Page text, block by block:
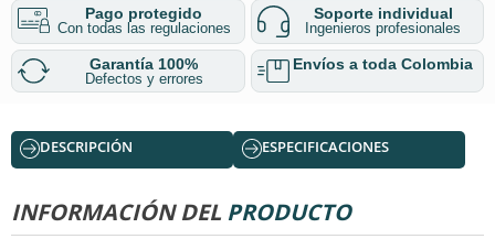
Pago protegido
Con todas las regulaciones
Soporte individual
Ingenieros profesionales
Garantía 100%
Defectos y errores
Envíos a toda Colombia
DESCRIPCIÓN ESPECIFICACIONES
INFORMACIÓN DEL PRODUCTO